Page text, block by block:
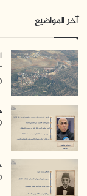
آخر المواضيع